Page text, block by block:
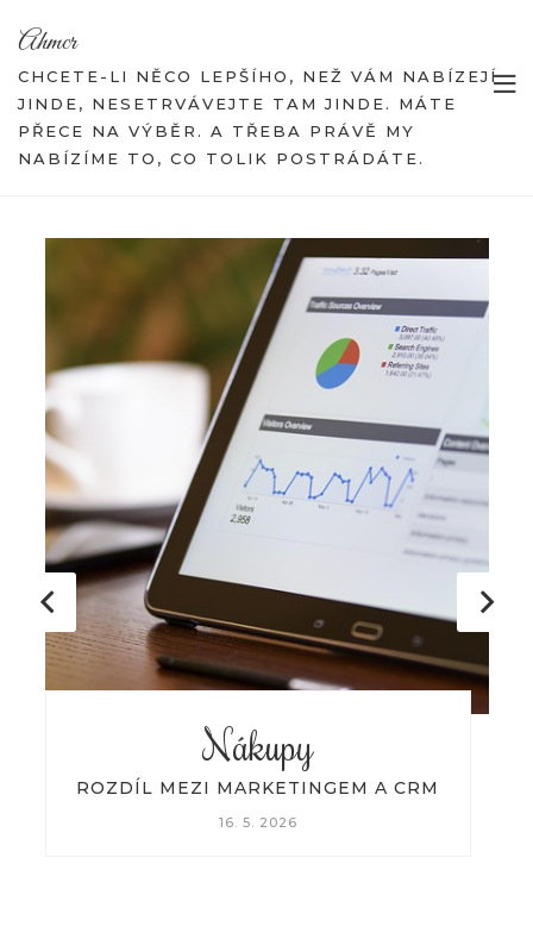
content
Ahmcr
CHCETE-LI NĚCO LEPŠÍHO, NEŽ VÁM NABÍZEJÍ
JINDE, NESETRVÁVEJTE TAM JINDE. MÁTE
PŘECE NA VÝBĚR. A TŘEBA PRÁVĚ MY
NABÍZÍME TO, CO TOLIK POSTRÁDÁTE.
Nákupy
ELEKTRIKÁŘSKÉ PRÁCE NA
MĚSTSKÉM ČI OBECNÍM ÚŘADĚ